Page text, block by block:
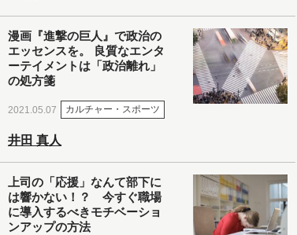
漫画『進撃の巨人』で政治の
エッセンスを。 良質なエンタ
ーテイメントは「政治離れ」
の処方箋
2021.05.07 カルチャー・スポーツ
井田 真人
上司の「応援」なんて部下に
は響かない！？ 今すぐ職場
に導入するべきモチベーショ
ンアップの方法